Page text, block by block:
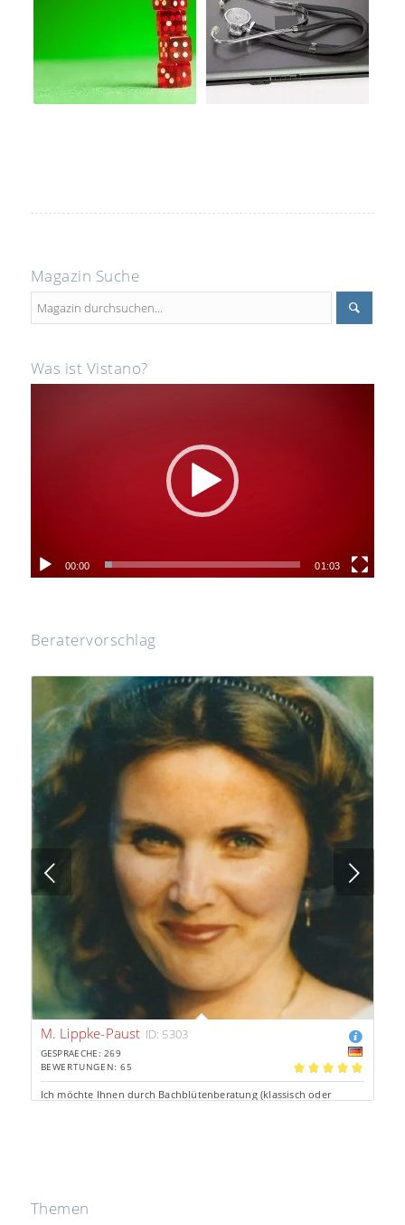
Magazin Suche
Was ist Vistano?
00:00 01:03
Beratervorschlag
M. Lippke-Paust ID: 5303
GESPRAECHE: 269
4.98
BEWERTUNGEN: 65
Ich möchte Ihnen durch Bachblütenberatung (klassisch oder
Next
Themen